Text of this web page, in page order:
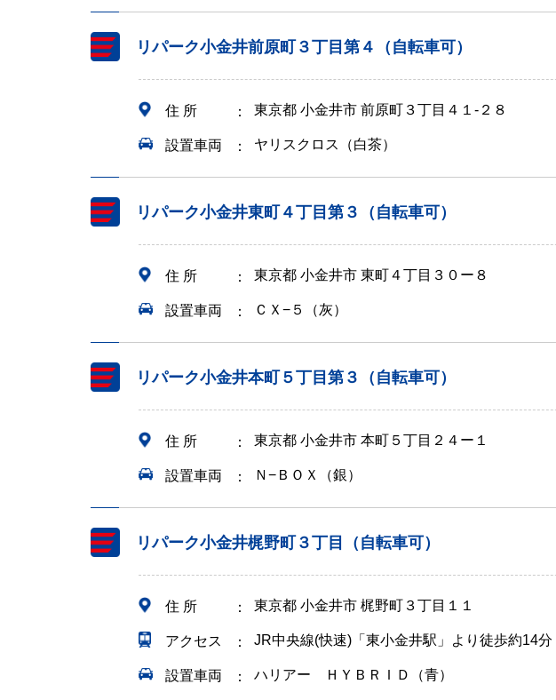
リパーク小金井前原町３丁目第４（自転車可）
住 所 東京都 小金井市 前原町３丁目４１‐２８
設置車両 ヤリスクロス（白茶）
リパーク小金井東町４丁目第３（自転車可）
住 所 東京都 小金井市 東町４丁目３０ー８
設置車両 ＣＸ−５（灰）
リパーク小金井本町５丁目第３（自転車可）
住 所 東京都 小金井市 本町５丁目２４ー１
設置車両 Ｎ−ＢＯＸ（銀）
リパーク小金井梶野町３丁目（自転車可）
住 所 東京都 小金井市 梶野町３丁目１１
アクセス JR中央線(快速)「東小金井駅」より徒歩約14分
設置車両 ハリアー ＨＹＢＲＩＤ（青）